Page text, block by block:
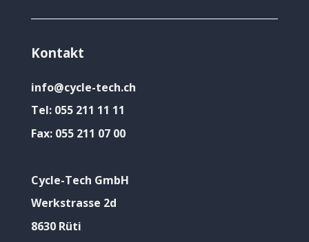
Kontakt
info@cycle-tech.ch
Tel: 055 211 11 11
Fax: 055 211 07 00
Cycle-Tech GmbH
Werkstrasse 2d
8630 Rüti